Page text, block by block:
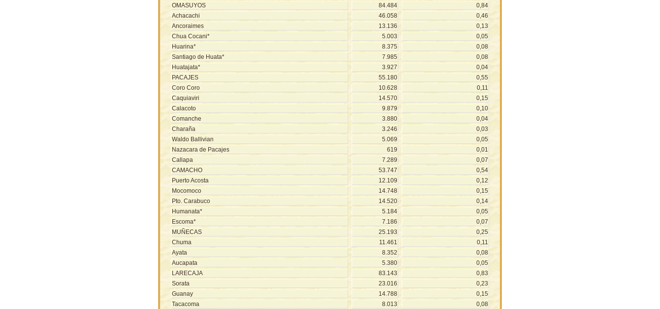
OMASUYOS
84.484
0,84
Achacachi
46.058
0,46
Ancoraimes
13.136
0,13
Chua Cocani*
5.003
0,05
Huarina*
8.375
0,08
Santiago de Huata*
7.985
0,08
Huatajata*
3.927
0,04
PACAJES
55.180
0,55
Coro Coro
10.628
0,11
Caquiaviri
14.570
0,15
Calacoto
9.879
0,10
Comanche
3.880
0,04
Charaña
3.246
0,03
Waldo Ballivian
5.069
0,05
Nazacara de Pacajes
619
0,01
Callapa
7.289
0,07
CAMACHO
53.747
0,54
Puerto Acosta
12.109
0,12
Mocomoco
14.748
0,15
Pto. Carabuco
14.520
0,14
Humanata*
5.184
0,05
Escoma*
7.186
0,07
MUÑECAS
25.193
0,25
Chuma
11.461
0,11
Ayata
8.352
0,08
Aucapata
5.380
0,05
LARECAJA
83.143
0,83
Sorata
23.016
0,23
Guanay
14.788
0,15
Tacacoma
8.013 0,08